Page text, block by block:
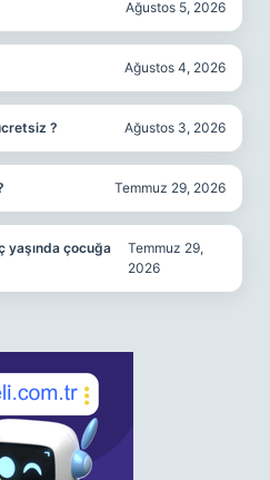
Ağustos 5, 2026
Ağustos 4, 2026
? Ağustos 3, 2026
Temmuz 29, 2026
yaşında çocuğa
Temmuz 29,
2026